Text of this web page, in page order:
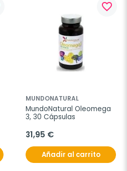
favorite_border
MUNDONATURAL
MundoNatural Oleomega
3, 30 Cápsulas
31,95 €
Añadir al carrito